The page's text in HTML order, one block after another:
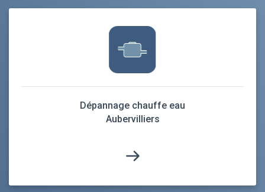
Dépannage chauffe eau
Aubervilliers